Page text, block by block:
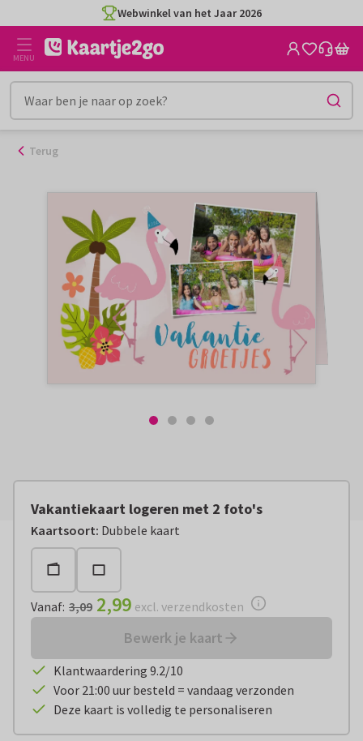
naar
inhoud
Webwinkel van het Jaar 2026
MENU
Terug
Vakantiekaart logeren met 2 foto's
Kaartsoort: Dubbele kaart
Vanaf:€ 2,99 excl. verzendkosten
Vanaf: 3,09 2,99 excl. verzendkosten
Bewerk je kaart
Klantwaardering 9.2/10
Voor 21:00 uur besteld = vandaag verzonden
Deze kaart is volledig te personaliseren